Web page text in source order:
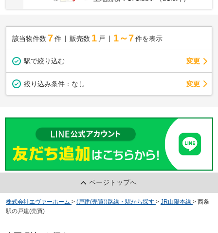
該当物件数 7件 販売数 1 戸 1～7 件を表示
駅で絞り込む 変更
絞り込み条件： なし 変更
ページトップへ
株式会社エヴァーホーム > (戸建(売買))路線・駅から探す > JR山陽本線 > 西条
駅の戸建(売買)